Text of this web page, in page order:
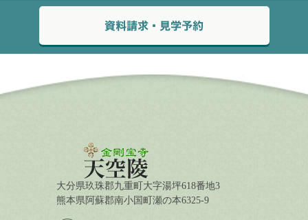
大分県玖珠郡九重町大字湯坪618番地3
熊本県阿蘇郡南小国町瀬の本6325-9